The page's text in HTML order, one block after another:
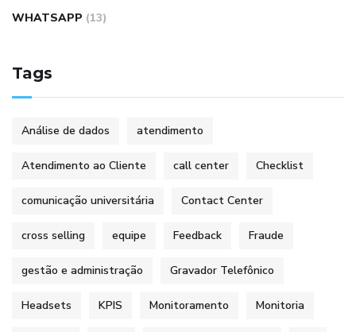
WHATSAPP (13)
Tags
Análise de dados atendimento
Atendimento ao Cliente call center Checklist
comunicação universitária Contact Center
cross selling equipe Feedback Fraude
gestão e administração Gravador Telefônico
Headsets KPIS Monitoramento Monitoria